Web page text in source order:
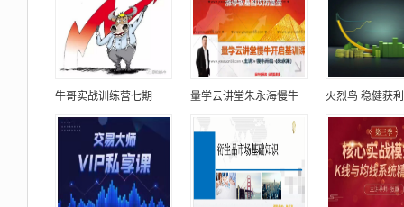
牛哥实战训练营七期 量学云讲堂朱永海慢牛 火烈鸟 稳健获